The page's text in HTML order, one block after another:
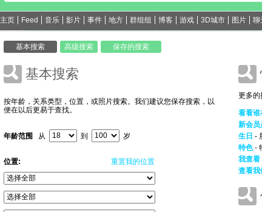
主页 Feed 音乐 影片 事件 地方 群组组 博客 游戏 3D城市 图片 聊
基本搜索
按年龄，关系类型，位置，或照片搜索。我们建议您保存搜索，以
便在以后更易于查找。
年龄范围 从 到 岁
位置: 重置我的位置
更多的
看看谁
新会员
生日 -
特色-
我查看
查看我